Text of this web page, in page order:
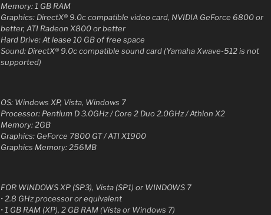
Memory: 1 GB RAM
Graphics: DirectX® 9.0c compatible video card, NVIDIA GeForce 6800 or
better, ATI Radeon X800 or better
Hard Drive: At lease 10 GB of free space
Sound: DirectX® 9.0c compatible sound card (Yamaha Xwave-512 is not
supported)
OS: Windows XP, Vista, Windows 7
Processor: Pentium D 3.0GHz / Core 2 Duo 2.0GHz / Athlon X2
Memory: 2GB
Graphics: GeForce 7800 GT / ATI X1900
Graphics Memory: 256MB
FOR WINDOWS XP (SP3), Vista (SP1) or WINDOWS 7
• 2.8 GHz processor or equivalent
• 1 GB RAM (XP), 2 GB RAM (Vista or Windows 7)